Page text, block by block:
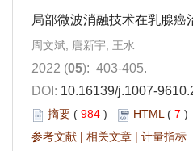
局部微波消融技术在乳腺癌
周文斌, 唐新宇, 王水
2022 (05): 403-405.
DOI: 10.16139/j.1007-
摘要 ( 984 ) HTML( 7 )
参考文献 | 相关文章 | 计量指标